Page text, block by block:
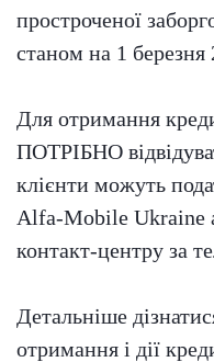
простроченої
станом на 1 березня
Для отримання
ПОТРІБНО
клієнти можуть
Alfa-Mobile Ukraine
контакт-центру за
Детальніше
отримання і дії